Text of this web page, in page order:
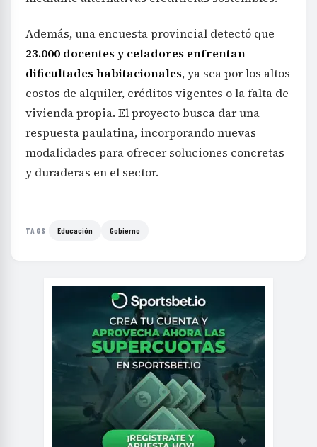
Además, una encuesta provincial detectó que
23.000 docentes y celadores enfrentan
dificultades habitacionales, ya sea por los altos
costos de alquiler, créditos vigentes o la falta de
vivienda propia. El proyecto busca dar una
respuesta paulatina, incorporando nuevas
modalidades para ofrecer soluciones concretas
y duraderas en el sector.
TAGS Educación Gobierno